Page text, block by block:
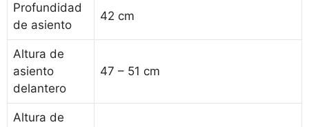
Profundidad
de asiento
42 cm
Altura de
asiento
delantero
47 – 51 cm
Altura de